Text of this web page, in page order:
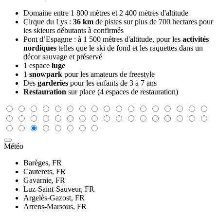
Domaine entre 1 800 mètres et 2 400 mètres d'altitude
Cirque du Lys : 36 km de pistes sur plus de 700 hectares pour
les skieurs débutants à confirmés
Pont d’Espagne : à 1 500 mètres d'altitude, pour les activités
nordiques telles que le ski de fond et les raquettes dans un
décor sauvage et préservé
1 espace luge
1 snowpark pour les amateurs de freestyle
Des garderies pour les enfants de 3 à 7 ans
Restauration sur place (4 espaces de restauration)
Météo
Barèges, FR
Cauterets, FR
Gavarnie, FR
Luz-Saint-Sauveur, FR
Argelès-Gazost, FR
Arrens-Marsous, FR